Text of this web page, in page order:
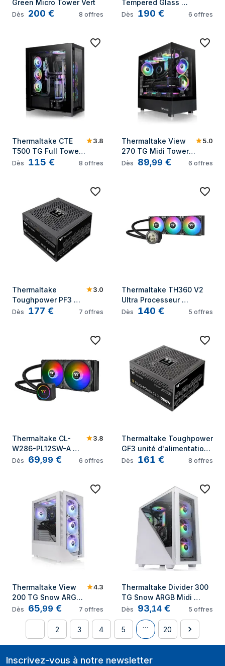
Green Micro Tower Vert
Dès 200 € 8 offres
Tempered Glass
Snow Mid Tower
Dès 190 € 6 offres
Thermaltake CTE
T500 TG Full Tower
Noir
3.8
Dès 115 € 8 offres
Thermaltake View
270 TG Midi Tower
Noir
5.0
Dès 89,99 € 6 offres
Thermaltake
Toughpower PF3
unité d'alimentation
3.0
Dès 177 € 7 offres
Thermaltake TH360 V2
Ultra Processeur
Refroidisseur de liquide
Dès 140 € 5 offres
Thermaltake CL-
W286-PL12SW-A
système de
Refroidisseur de
liquide tout-en-un
Noir 1 pièce(s)
3.8
Dès 69,99 € 6 offres
Thermaltake Toughpower
GF3 unité d'alimentation
d'énergie 1200 W 24-pin
Dès 161 € 8 offres
Thermaltake View
200 TG Snow ARGB
Midi Tower Blanc
4.3
Dès 65,99 € 7 offres
Thermaltake Divider 300
TG Snow ARGB Midi
Tower Blanc
Dès 93,14 € 5 offres
2 3 4 5 … 20
Inscrivez-vous à notre newsletter